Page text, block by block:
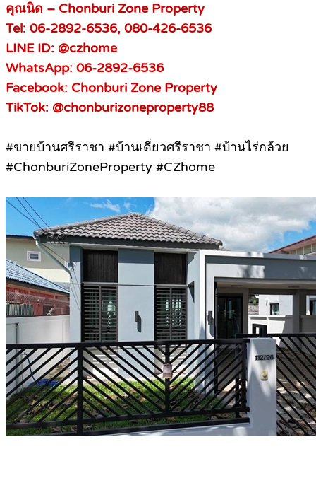
คุณนิด – Chonburi Zone Property
Tel: 06-2892-6536, 080-426-6536
LINE ID: @czhome
WhatsApp: 06-2892-6536
Facebook: Chonburi Zone Property
TikTok: @chonburizoneproperty88
#ขายบ้านศรีราชา #บ้านเดี่ยวศรีราชา #บ้านไร่กล้วย
#ChonburiZoneProperty #CZhome